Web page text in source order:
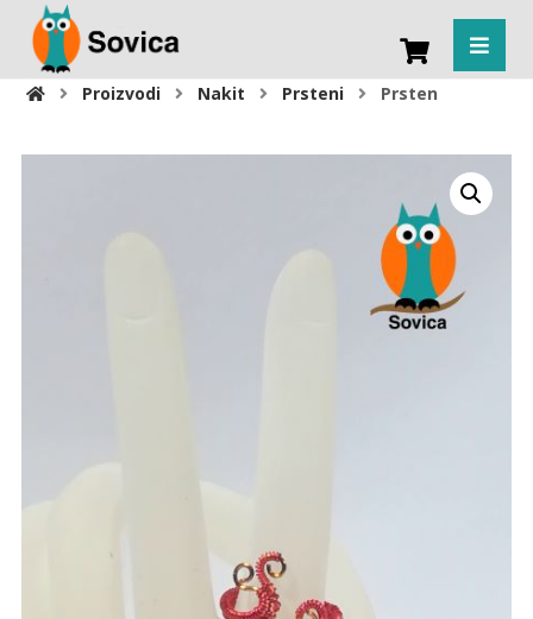
Proizvodi Nakit Prsteni Prsten